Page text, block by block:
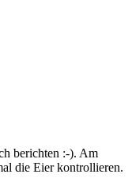
berichten :-). Am
die Eier kontrollieren.